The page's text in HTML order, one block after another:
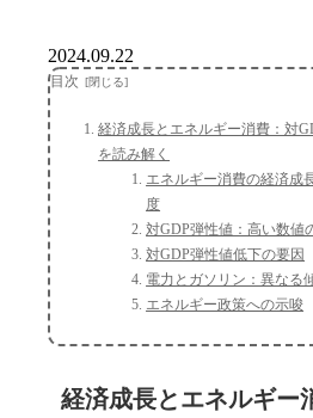
2024.09.22
目次
経済成長とエネルギー消費：対
を読み解く
エネルギー消費の経済成
度
対GDP弾性値：高い数値
対GDP弾性値低下の要因
電力とガソリン：異なる
エネルギー政策への示唆
経済成長とエネルギー